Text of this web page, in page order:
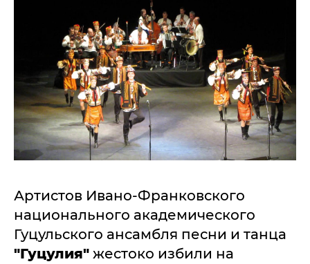
Артистов Ивано-Франковского
национального академического
Гуцульского ансамбля песни и танца
"Гуцулия" жестоко избили на